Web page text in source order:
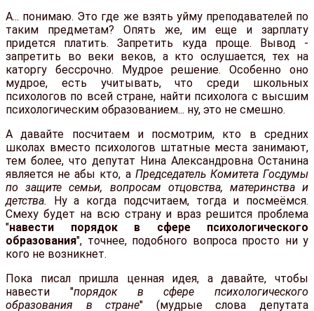
А... понимаю. Это где же взять уйму преподавателей по
таким предметам? Опять же, им еще и зарплату
придется платить. Запретить куда проще. Вывод -
запретить во веки веков, а кто ослушается, тех на
каторгу бессрочно. Мудрое решение. Особенно оно
мудрое, есть учитывать, что среди школьных
психологов по всей стране, найти психолога с высшим
психологическим образованием... ну, это не смешно.
А давайте посчитаем и посмотрим, кто в средних
школах вместо психологов штатные места занимают,
тем более, что депутат Нина Александровна Останина
является не абы кто, а Председатель Комитета Госдумы
по защите семьи, вопросам отцовства, материнства и
детства. Ну а когда подсчитаем, тогда и посмеёмся.
Смеху будет на всю страну и враз решится проблема
"навести порядок в сфере психологического
образования", точнее, подобного вопроса просто ни у
кого не возникнет.
Пока писал пришла ценная идея, а давайте, чтобы
навести "порядок в сфере психологического
образования в стране" (мудрые слова депутата